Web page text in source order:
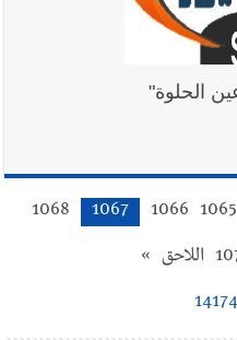
الحلوة"
1065
1066
1067
1068
اللاحق »